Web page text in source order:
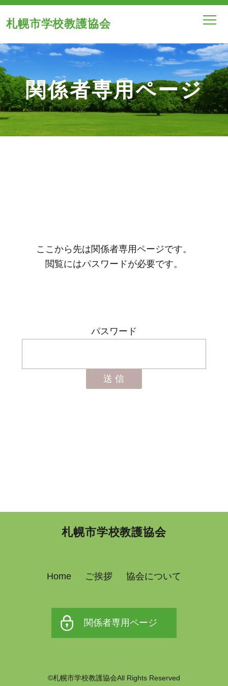
札幌市学校教護協会
関係者専用ページ
ここから先は関係者専用ページです。
閲覧にはパスワードが必要です。
パスワード
札幌市学校教護協会
Home ご挨拶 協会について
関係者専用ページ
©札幌市学校教護協会All Rights Reserved